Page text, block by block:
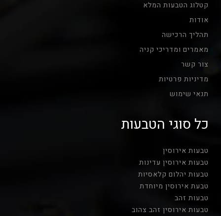
קטלוג הטבעות המלא
אודות
תהליך הרכישה
מאמרים ומדריכי קניה
צור קשר
מדיניות פרטיות
תנאי שימוש
כל סוגי הטבעות
טבעות אירוסין
טבעות אירוסין עדינות
טבעות יהלום קלאסיות
טבעת אירוסין מיוחדת
טבעות זהב
טבעות אירוסין זהב צהוב